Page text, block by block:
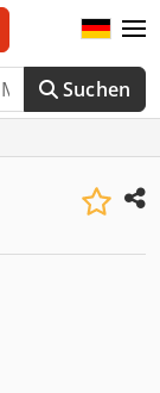
Suchen